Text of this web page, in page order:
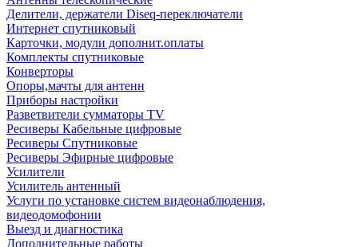
Делители, держатели Diseq-переключатели
Интернет спутниковый
Карточки, модули дополнит.оплаты
Комплекты спутниковые
Конверторы
Опоры,мачты для антенн
Приборы настройки
Разветвители сумматоры TV
Ресиверы Кабельные цифровые
Ресиверы Спутниковые
Ресиверы Эфирные цифровые
Усилители
Усилитель антенный
Услуги по установке систем видеонаблюдения,
видеодомофонии
Выезд и диагностика
Дополнительные работы